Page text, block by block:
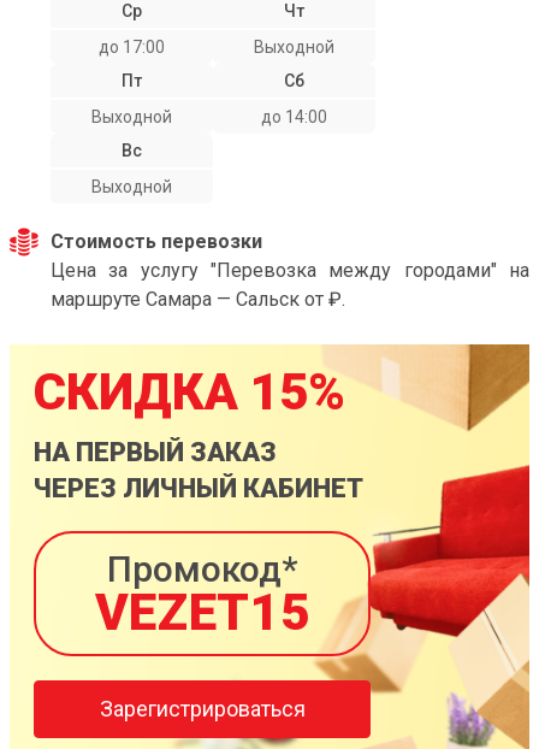
Ср
до 17:00
Чт
Выходной
Пт
Выходной
Сб
до 14:00
Вс
Выходной
Стоимость перевозки
Цена за услугу "Перевозка между городами" на
маршруте Самара — Сальск от ₽.
СКИДКА 15%
НА ПЕРВЫЙ ЗАКАЗ
ЧЕРЕЗ ЛИЧНЫЙ КАБИНЕТ
Промокод*
VEZET15
Зарегистрироваться